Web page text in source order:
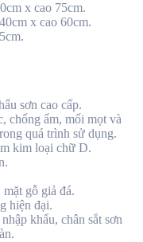
x cao 75cm.
x cao 60cm.
sơn cao cấp.
chống ẩm, mối mọt và
quá trình sử dụng.
kim loại chữ D.
gỗ giả đá.
hiện đại.
khẩu, chân sắt sơn